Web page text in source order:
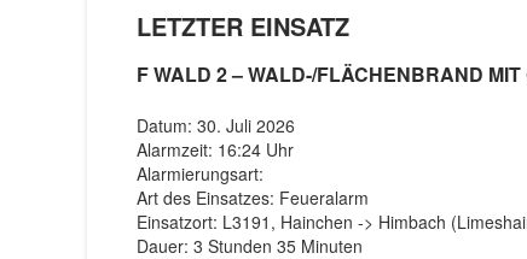
LETZTER EINSATZ
F WALD 2 – WALD-/FLÄCHENBRAND
Datum: 30. Juli 2026
Alarmzeit: 16:24 Uhr
Alarmierungsart:
Art des Einsatzes: Feueralarm
Einsatzort: L3191, Hainchen -> Himbach
Dauer: 3 Stunden 35 Minuten